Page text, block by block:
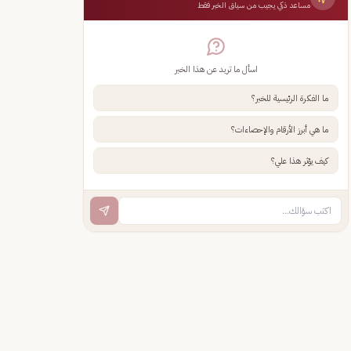
مساعد ذكي يجيب من سياق الخبر فقط
اسأل ما تريد عن هذا الخبر
ما الفكرة الرئيسية للخبر؟
ما هي أبرز الأرقام والإحصاءات؟
كيف يؤثر هذا علي؟